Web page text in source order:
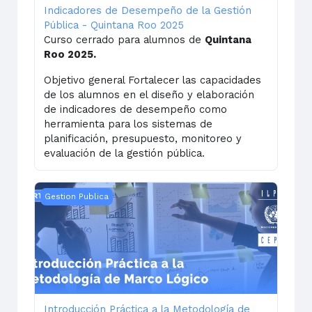
Indicadores de Desempeño de la Gestión
Pública - Quintana Roo 2025
Curso cerrado para alumnos de Quintana
Roo 2025.
Objetivo general Fortalecer las capacidades
de los alumnos en el diseño y elaboración
de indicadores de desempeño como
herramienta para los sistemas de
planificación, presupuesto, monitoreo y
evaluación de la gestión pública.
Introducción Práctica a la Metodología de Marco
Gestion Publica
Introducción Práctica a la Metodología de